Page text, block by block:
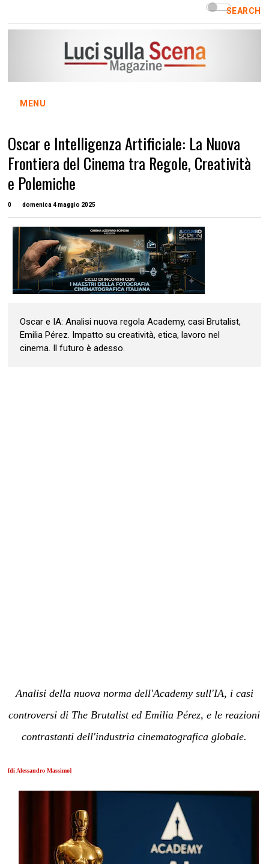
SEARCH
MENU
Oscar e Intelligenza Artificiale: La Nuova
Frontiera del Cinema tra Regole, Creatività
e Polemiche
0 domenica 4 maggio 2025
Oscar e IA: Analisi nuova regola Academy, casi Brutalist,
Emilia Pérez. Impatto su creatività, etica, lavoro nel
cinema. Il futuro è adesso.
Analisi della nuova norma dell'Academy sull'IA, i casi
controversi di The Brutalist ed Emilia Pérez, e le reazioni
contrastanti dell'industria cinematografica globale.
[di Alessandro Massimo]